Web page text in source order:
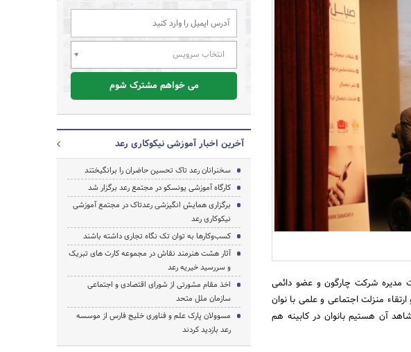
مدیره شرکت چارگون و عضو دائمی
منزلت اجتماعی و علمی با نوان
آن هستیم بانوان در کابینه هم
انتخاب سرویس
می خواهم مشترک شوم
آخرین اخبار آموزشی نیکوکاری رعد
سخنرانان رعد تاک تحسین حاضران را برانگیختند
کارگاه آموزشی یونسکو در مجتمع رعد برگزار شد
برگزاری همایش انگیزشی رعدتاک در مجتمع آموزشی
نیکوکاری رعد
کسب‌وکارها به توان تک نگاه تجاری داشته باشند
آثار هشت هنرمند نقاش در مجموعه کارت های تبریک
و سررسید خیریه رعد
اخذ مقام مشورتی از شورای اقتصادی و اجتماعی
سازمان ملل متحد
مسوولان پارک علم و فناوری خلیج فارس از موسسه
رعد بازدید کردند